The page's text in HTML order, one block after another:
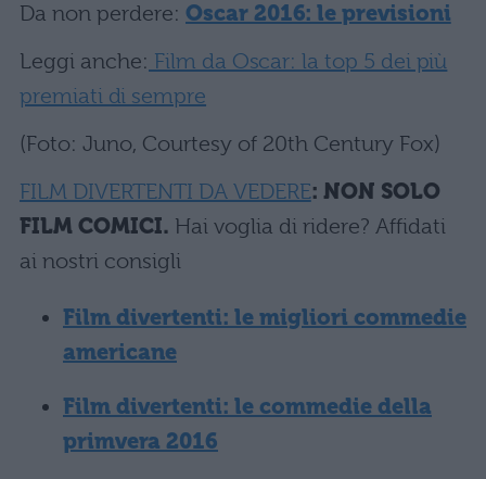
Da non perdere: Oscar 2016: le previsioni
Leggi anche: Film da Oscar: la top 5 dei più
premiati di sempre
(Foto: Juno, Courtesy of 20th Century Fox)
FILM DIVERTENTI DA VEDERE: NON SOLO
FILM COMICI. Hai voglia di ridere? Affidati
ai nostri consigli
Film divertenti: le migliori commedie
americane
Film divertenti: le commedie della
primvera 2016